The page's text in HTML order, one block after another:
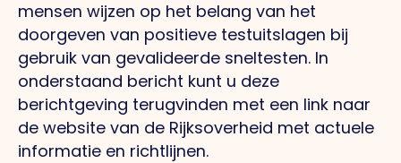
mensen wijzen op het belang van het
doorgeven van positieve testuitslagen bij
gebruik van gevalideerde sneltesten. In
onderstaand bericht kunt u deze
berichtgeving terugvinden met een link naar
de website van de Rijksoverheid met actuele
informatie en richtlijnen.